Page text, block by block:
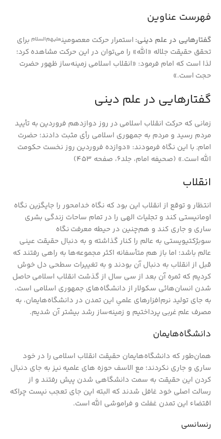
فهرست عناوین
گفتارهایی در علم دینی: استمرار حرکت معصومینعلیهم‌السلام برای
تحقق حقیقت جلاله «الله» را می‌توان در این حرکت مشاهده کرد؛
لذا است که امام فرمود: «انقلاب اسلامی زمینه‌ساز ظهور حضرت
حجت است.»
گفتارهایی در علم دینی
زمانی که حرکت انقلاب اسلامی در روز دوازدهم فروردین به تأیید
مردم رسید و مردم به جمهوری اسلامی رأی مثبت دادند؛ حضرت
امام; با این نگاه فرمودند: «دوازده فروردین روز نخست حکومت
الله است.» (صحیفه امام، جلد‏۶، صفحه ۴۵۳‏)
انقلاب
انتظار و توقع از انقلاب این بود که نگاه خدامحور را جایگزین نگاه
اومانیستی کند و تجلیات الهی را در تمام ساحات زندگی بشری
ساری و جاری کند و هم‌چنین در حیطه معرفت نگاه
سوبژکتیویستی به عالم را کنار گذاشته و به دنبال حقیقت عینی
عالم باشد؛ اما باز هم متأسفانه اکثر مجموعه‌ها به راهی رفتند که
قبل از انقلاب به دنبال آن بودند و به تغییرات سطحی دل خوش
کردیم که ثمره آن بعد از سی سال از گذشت انقلاب اسلامی حاصل
شدن انسان‌هائی سکولار از دانشگاه‌های جمهوری اسلامی است،
به جای تولید نرم‌افزارهای علمیِ این تمدن در دانشگاه‌هایمان، به
مصرف علم غربی پرداختیم و زمینه‌ساز رشد بیشتر آن شدیم.
دانشگاه‌هایمان
همان‌طور که دانشگاه‌هایمان حقیقت انقلاب اسلامی را در خود
ساری و جاری نکردند؛ مع الاسف حوزه های علمیه نیز به جای دنبال
کردن این حقیقت به سمت دانشگاهی شدن پیش رفتند و از
رسالت اصلی خود غافل شدند که البته این جای تعجب نیست چراکه
اقتضاء این تمدن غفلت و فراموشی الله است.
رنسانسی